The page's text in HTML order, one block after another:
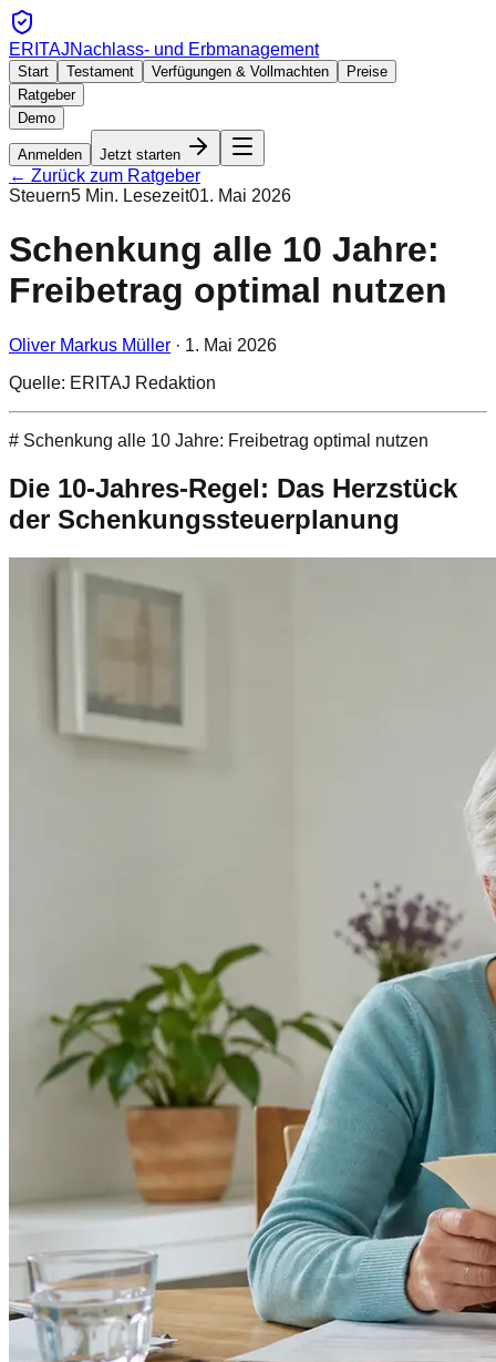
ERITAJNachlass- und Erbmanagement
Start Testament Verfügungen & Vollmachten
Preise
Ratgeber
Demo
Anmelden Jetzt starten
← Zurück zum Ratgeber
Steuern5 Min. Lesezeit01. Mai 2026
Schenkung alle 10 Jahre:
Freibetrag optimal nutzen
Oliver Markus Müller · 1. Mai 2026
Quelle: ERITAJ Redaktion
# Schenkung alle 10 Jahre: Freibetrag optimal nutzen
Die 10-Jahres-Regel: Das Herzstück
der Schenkungssteuerplanung